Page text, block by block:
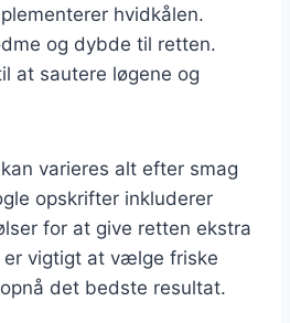
hvidkålen.
og dybde til retten.
at sautere løgene og
varieres alt efter smag
opskrifter inkluderer
for at give retten ekstra
er vigtigt at vælge friske
det bedste resultat.